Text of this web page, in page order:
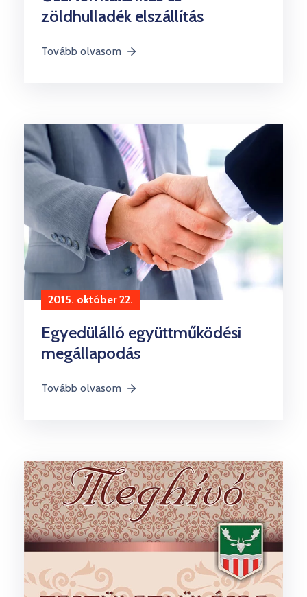
zöldhulladék elszállítás
Tovább olvasom
2015. október 22.
Egyedülálló együttműködési
megállapodás
Tovább olvasom